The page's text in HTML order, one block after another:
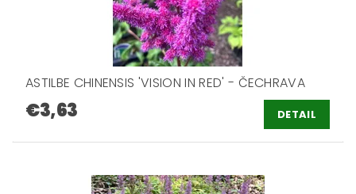
ASTILBE CHINENSIS 'VISION IN RED' - ČECHRAVA
€3,63 DETAIL